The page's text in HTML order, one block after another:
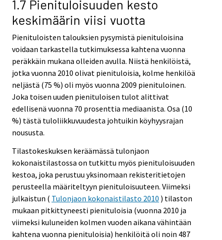
1.7 Pienituloisuuden kesto
keskimäärin viisi vuotta
Pienituloisten talouksien pysymistä pienituloisina
voidaan tarkastella tutkimuksessa kahtena vuonna
peräkkäin mukana olleiden avulla. Niistä henkilöistä,
jotka vuonna 2010 olivat pienituloisia, kolme henkilöä
neljästä (75 %) oli myös vuonna 2009 pienituloinen.
Joka toisen uuden pienituloisen tulot alittivat
edellisenä vuonna 70 prosenttia mediaanista. Osa (10
%) tästä tuloliikkuvuudesta johtuikin köyhyysrajan
noususta.
Tilastokeskuksen keräämässä tulonjaon
kokonaistilastossa on tutkittu myös pienituloisuuden
kestoa, joka perustuu yksinomaan rekisteritietojen
perusteella määriteltyyn pienituloisuuteen. Viimeksi
julkaistun ( Tulonjaon kokonaistilasto 2010 ) tilaston
mukaan pitkittyneesti pienituloisia (vuonna 2010 ja
viimeksi kuluneiden kolmen vuoden aikana vähintään
kahtena vuonna pienituloisia) henkilöitä oli noin 487